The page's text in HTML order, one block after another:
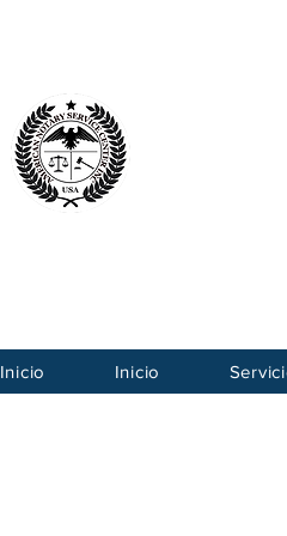
Inicio Inicio